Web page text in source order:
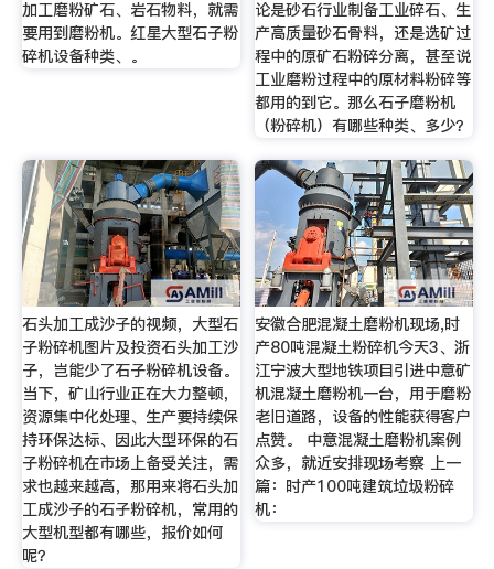
加工磨粉矿石、岩石物料，就需
要用到磨粉机。红星大型石子粉
碎机设备种类、。
论是砂石行业制备工业碎石、生
产高质量砂石骨料，还是选矿过
程中的原矿石粉碎分离，甚至说
工业磨粉过程中的原材料粉碎等
都用的到它。那么石子磨粉机
（粉碎机）有哪些种类、多少？
石头加工成沙子的视频，大型石
子粉碎机图片及投资石头加工沙
子，岂能少了石子粉碎机设备。
当下，矿山行业正在大力整顿，
资源集中化处理、生产要持续保
持环保达标、因此大型环保的石
子粉碎机在市场上备受关注，需
求也越来越高，那用来将石头加
工成沙子的石子粉碎机，常用的
大型机型都有哪些，报价如何
呢？
安徽合肥混凝土磨粉机现场,时
产80吨混凝土粉碎机今天3、浙
江宁波大型地铁项目引进中意矿
机混凝土磨粉机一台，用于磨粉
老旧道路，设备的性能获得客户
点赞。 中意混凝土磨粉机案例
众多，就近安排现场考察 上一
篇：时产100吨建筑垃圾粉碎
机：